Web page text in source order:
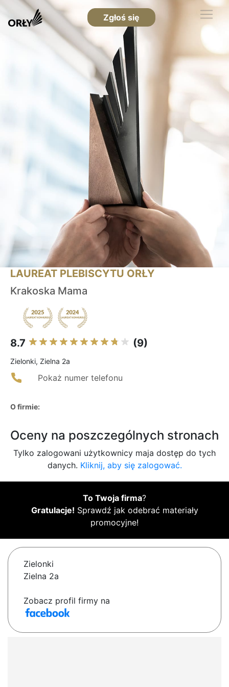
Zgłoś się
LAUREAT PLEBISCYTU ORŁY
Krakoska Mama
8.7 (9)
Zielonki, Zielna 2a
Pokaż numer telefonu
O firmie:
Oceny na poszczególnych stronach
Tylko zalogowani użytkownicy maja dostęp do tych
danych. Kliknij, aby się zalogować.
To Twoja firma?
Gratulacje! Sprawdź jak odebrać materiały
promocyjne!
Zielonki
Zielna 2a
Zobacz profil firmy na